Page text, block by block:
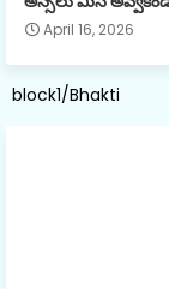
April 16, 2026
block1/Bhakti